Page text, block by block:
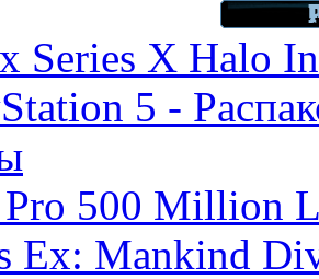
Series X Halo
5 -
Pro 500 Million
Ex: Mankind